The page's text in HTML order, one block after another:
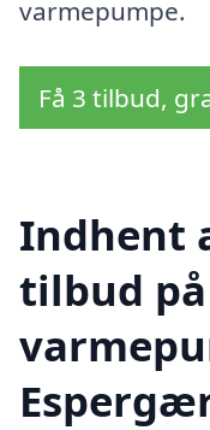
varmepumpe.
Få 3 tilbud,
Indhent
tilbud